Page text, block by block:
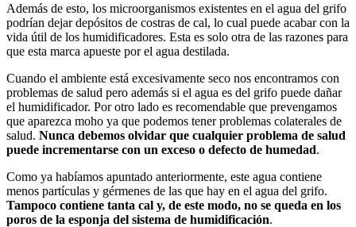
Además de esto, los microorganismos existentes en el agua del grifo
podrían dejar depósitos de costras de cal, lo cual puede acabar con la
vida útil de los humidificadores. Esta es solo otra de las razones para
que esta marca apueste por el agua destilada.
Cuando el ambiente está excesivamente seco nos encontramos con
problemas de salud pero además si el agua es del grifo puede dañar
el humidificador. Por otro lado es recomendable que prevengamos
que aparezca moho ya que podemos tener problemas colaterales de
salud. Nunca debemos olvidar que cualquier problema de salud
puede incrementarse con un exceso o defecto de humedad.
Como ya habíamos apuntado anteriormente, este agua contiene
menos partículas y gérmenes de las que hay en el agua del grifo.
Tampoco contiene tanta cal y, de este modo, no se queda en los
poros de la esponja del sistema de humidificación.